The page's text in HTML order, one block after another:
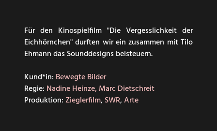
Für den Kinospielfilm "Die Vergesslichkeit der
Eichhörnchen" durften wir ein zusammen mit Tilo
Ehmann das Sounddesigns beisteuern.
Kund*in: Bewegte Bilder
Regie: Nadine Heinze, Marc Dietschreit
Produktion:Zieglerfilm, SWR,Arte